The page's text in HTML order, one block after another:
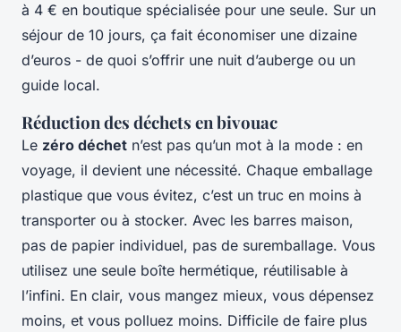
à 4 € en boutique spécialisée pour une seule. Sur un
séjour de 10 jours, ça fait économiser une dizaine
d’euros - de quoi s’offrir une nuit d’auberge ou un
guide local.
Réduction des déchets en bivouac
Le zéro déchet n’est pas qu’un mot à la mode : en
voyage, il devient une nécessité. Chaque emballage
plastique que vous évitez, c’est un truc en moins à
transporter ou à stocker. Avec les barres maison,
pas de papier individuel, pas de suremballage. Vous
utilisez une seule boîte hermétique, réutilisable à
l’infini. En clair, vous mangez mieux, vous dépensez
moins, et vous polluez moins. Difficile de faire plus